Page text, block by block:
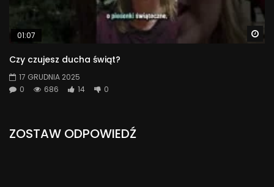
01:07
Czy czujesz ducha świąt?
17 GRUDNIA 2025
0
686 14 0
ZOSTAW ODPOWIEDŹ